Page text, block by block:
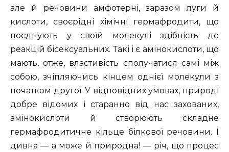
але й речовини амфотерні, заразом луги й
кислоти, своєрідні хімічні гермафродити, що
поєднують у своїй молекулі здібність до
реакцій бісексуальних. Такі і є амінокислоти, що
мають, отже, властивість сполучатися самі між
собою, зчіпляючись кінцем однієї молекули з
початком другої. У відповідних умовах, природі
добре відомих і старанно від нас захованих,
амінокислоти й створюють складне
гермафродитичне кільце білкової речовини. І
дивна — а може й природна! — річ, що процес